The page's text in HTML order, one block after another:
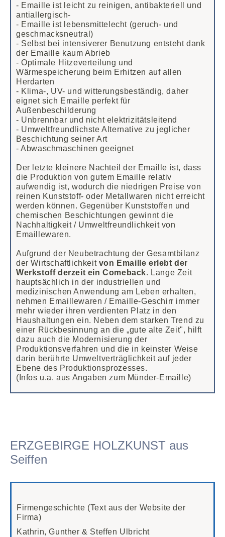
- Emaille ist leicht zu reinigen, antibakteriell und
antiallergisch-
- Emaille ist lebensmittelecht (geruch- und
geschmacksneutral)
- Selbst bei intensiverer Benutzung entsteht dank
der Emaille kaum Abrieb
- Optimale Hitzeverteilung und
Wärmespeicherung beim Erhitzen auf allen
Herdarten
- Klima-, UV- und witterungsbeständig, daher
eignet sich Emaille perfekt für
Außenbeschilderung
- Unbrennbar und nicht elektrizitätsleitend
- Umweltfreundlichste Alternative zu jeglicher
Beschichtung seiner Art
- Abwaschmaschinen geeignet
Der letzte kleinere Nachteil der Emaille ist, dass
die Produktion von gutem Emaille relativ
aufwendig ist, wodurch die niedrigen Preise von
reinen Kunststoff- oder Metallwaren nicht erreicht
werden können. Gegenüber Kunststoffen und
chemischen Beschichtungen gewinnt die
Nachhaltigkeit / Umweltfreundlichkeit von
Emaillewaren.
Aufgrund der Neubetrachtung der Gesamtbilanz
der Wirtschaftlichkeit von Emaille erlebt der
Werkstoff derzeit ein Comeback. Lange Zeit
hauptsächlich in der industriellen und
medizinischen Anwendung am Leben erhalten,
nehmen Emaillewaren / Emaille-Geschirr immer
mehr wieder ihren verdienten Platz in den
Haushaltungen ein. Neben dem starken Trend zu
einer Rückbesinnung an die „gute alte Zeit", hilft
dazu auch die Modernisierung der
Produktionsverfahren und die in keinster Weise
darin berührte Umweltverträglichkeit auf jeder
Ebene des Produktionsprozesses.
(Infos u.a. aus Angaben zum Münder-Emaille)
ERZGEBIRGE HOLZKUNST aus
Seiffen
Firmengeschichte (Text aus der Website der
Firma)
Kathrin, Gunther & Steffen Ulbricht